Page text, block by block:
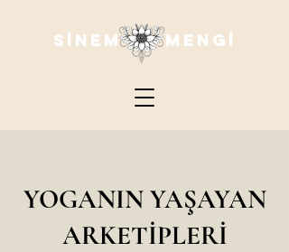
SİNEM MENGİ
YOGANIN YAŞAYAN
ARKETİPLERİ